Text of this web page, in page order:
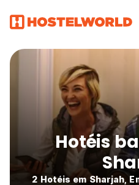
Hotéis
2 Hotéis em Sharjah,